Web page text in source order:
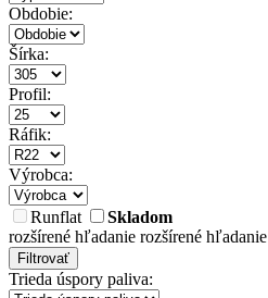
Obdobie:
Šírka:
Profil:
Ráfik:
Výrobca:
Runflat
Skladom
rozšírené hľadanie rozšírené hľadanie
Filtrovať
Trieda úspory paliva: